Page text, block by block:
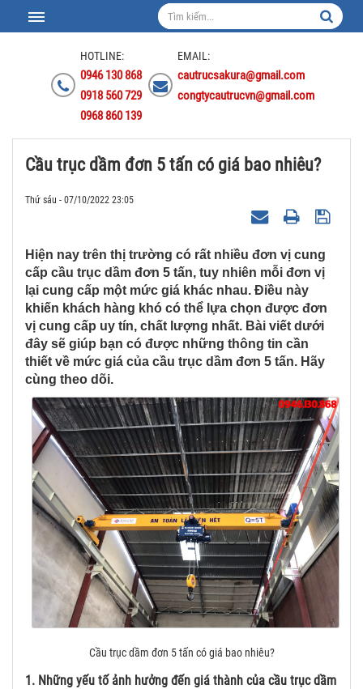
HOTLINE:
0946 130 868
0918 560 729
0968 860 139
EMAIL:
cautrucsakura@gmail.com
congtycautrucvn@gmail.com
Cầu trục dầm đơn 5 tấn có giá bao nhiêu?
Thứ sáu - 07/10/2022 23:05
Hiện nay trên thị trường có rất nhiều đơn vị cung
cấp cầu trục dầm đơn 5 tấn, tuy nhiên mỗi đơn vị
lại cung cấp một mức giá khác nhau. Điều này
khiến khách hàng khó có thể lựa chọn được đơn
vị cung cấp uy tín, chất lượng nhất. Bài viết dưới
đây sẽ giúp bạn có được những thông tin cần
thiết về mức giá của cầu trục dầm đơn 5 tấn. Hãy
cùng theo dõi.
Cầu trục dầm đơn 5 tấn có giá bao nhiêu?
1. Những yếu tố ảnh hưởng đến giá thành của cầu trục dầm